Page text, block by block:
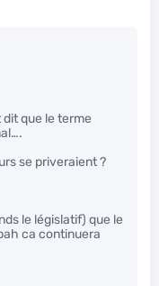
que le terme
se priveraient ?
le législatif) que le
ca continuera